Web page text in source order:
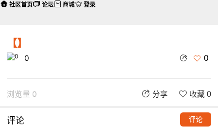
【】
0 0
浏览量 0 分享 收藏 0
评论 评论
社区首页 论坛 商城 登录